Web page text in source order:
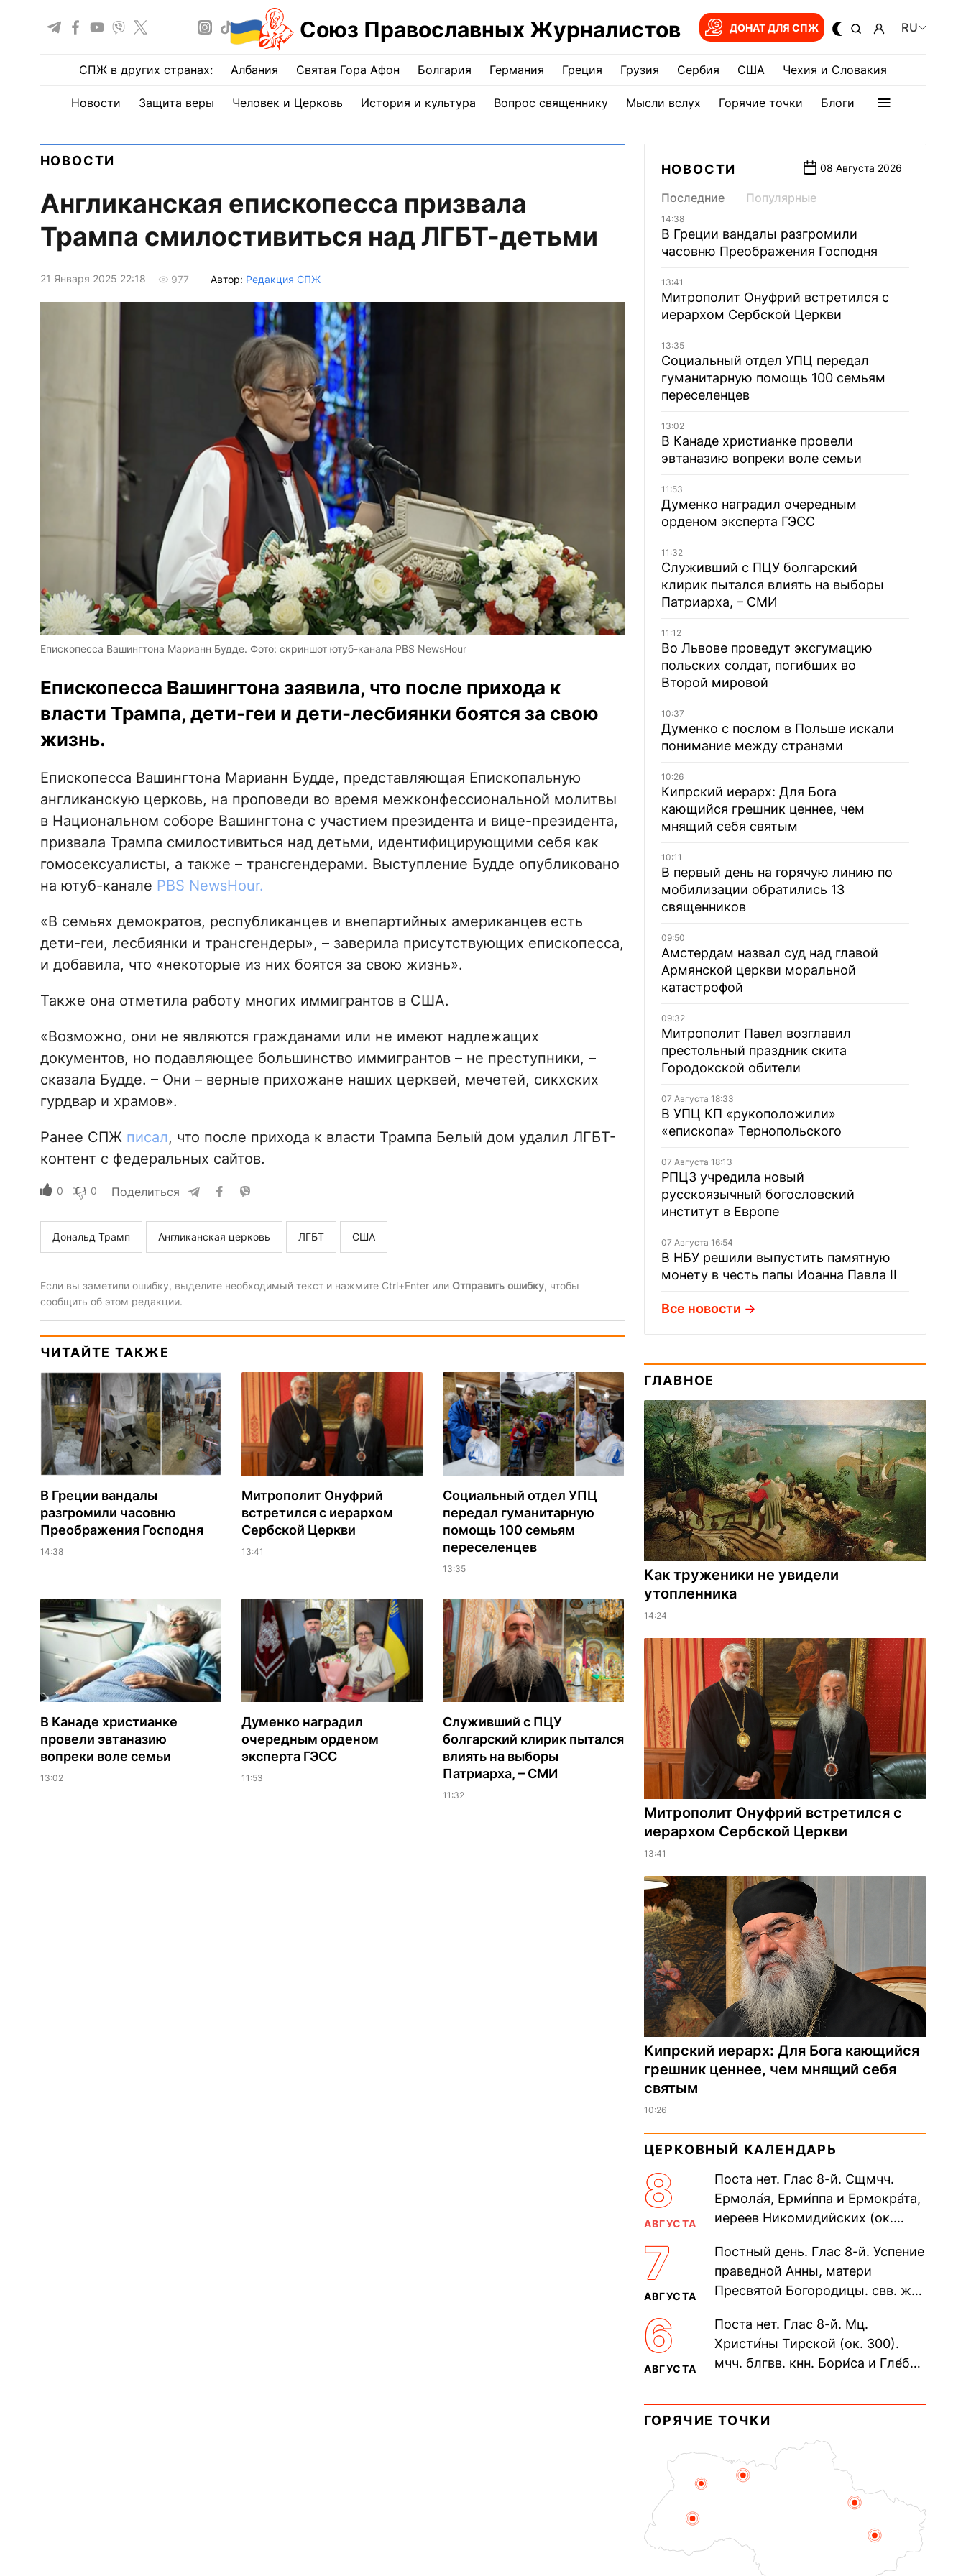
Союз Православных Журналистов ДОНАТ ДЛЯ СПЖ RU
СПЖ в других странах: Албания Святая Гора Афон Болгария Германия Греция Грузия Сербия США Чехия и Словакия
Новости Защита веры Человек и Церковь История и культура Вопрос священнику Мысли вслух Горячие точки Блоги
НОВОСТИ
Англиканская епископесса призвала
Трампа смилостивиться над ЛГБТ-детьми
21 Января 2025 22:18 977 Автор: Редакция СПЖ
Епископесса Вашингтона Марианн Будде. Фото: скриншот ютуб-канала PBS NewsHour
Епископесса Вашингтона заявила, что после прихода к
власти Трампа, дети-геи и дети-лесбиянки боятся за свою
жизнь.
Епископесса Вашингтона Марианн Будде, представляющая Епископальную
англиканскую церковь, на проповеди во время межконфессиональной молитвы
в Национальном соборе Вашингтона с участием президента и вице-президента,
призвала Трампа смилостивиться над детьми, идентифицирующими себя как
гомосексуалисты, а также – трансгендерами. Выступление Будде опубликовано
на ютуб-канале PBS NewsHour.
«В семьях демократов, республиканцев и внепартийных американцев есть
дети-геи, лесбиянки и трансгендеры», – заверила присутствующих епископесса,
и добавила, что «некоторые из них боятся за свою жизнь».
Также она отметила работу многих иммигрантов в США.
«Возможно, они не являются гражданами или не имеют надлежащих
документов, но подавляющее большинство иммигрантов – не преступники, –
сказала Будде. – Они – верные прихожане наших церквей, мечетей, сикхских
гурдвар и храмов».
Ранее СПЖ писал, что после прихода к власти Трампа Белый дом удалил ЛГБТ-
контент с федеральных сайтов.
0 0 Поделиться
Дональд Трамп Англиканская церковь ЛГБТ США
Если вы заметили ошибку, выделите необходимый текст и нажмите Ctrl+Enter или Отправить ошибку, чтобы
сообщить об этом редакции.
ЧИТАЙТЕ ТАКЖЕ
В Греции вандалы
разгромили часовню
Преображения Господня
14:38
Митрополит Онуфрий
встретился с иерархом
Сербской Церкви
13:41
Социальный отдел УПЦ
передал гуманитарную
помощь 100 семьям
переселенцев
13:35
В Канаде христианке
провели эвтаназию
вопреки воле семьи
13:02
Думенко наградил
очередным орденом
эксперта ГЭСС
11:53
Служивший с ПЦУ
болгарский клирик пытался
влиять на выборы
Патриарха, – СМИ
11:32
НОВОСТИ 08 Августа 2026
Последние Популярные
14:38
В Греции вандалы разгромили
часовню Преображения Господня
13:41
Митрополит Онуфрий встретился с
иерархом Сербской Церкви
13:35
Социальный отдел УПЦ передал
гуманитарную помощь 100 семьям
переселенцев
13:02
В Канаде христианке провели
эвтаназию вопреки воле семьи
11:53
Думенко наградил очередным
орденом эксперта ГЭСС
11:32
Служивший с ПЦУ болгарский
клирик пытался влиять на выборы
Патриарха, – СМИ
11:12
Во Львове проведут эксгумацию
польских солдат, погибших во
Второй мировой
10:37
Думенко с послом в Польше искали
понимание между странами
10:26
Кипрский иерарх: Для Бога
кающийся грешник ценнее, чем
мнящий себя святым
10:11
В первый день на горячую линию по
мобилизации обратились 13
священников
09:50
Амстердам назвал суд над главой
Армянской церкви моральной
катастрофой
09:32
Митрополит Павел возглавил
престольный праздник скита
Городокской обители
07 Августа 18:33
В УПЦ КП «рукоположили»
«епископа» Тернопольского
07 Августа 18:13
РПЦЗ учредила новый
русскоязычный богословский
институт в Европе
07 Августа 16:54
В НБУ решили выпустить памятную
монету в честь папы Иоанна Павла II
Все новости
ГЛАВНОЕ
Как труженики не увидели
утопленника
14:24
Митрополит Онуфрий встретился с
иерархом Сербской Церкви
13:41
Кипрский иерарх: Для Бога кающийся
грешник ценнее, чем мнящий себя
святым
10:26
ЦЕРКОВНЫЙ КАЛЕНДАРЬ
8
АВГУСТА
Поста нет. Глас 8-й. Сщмчч.
Ермола́я, Ерми́ппа и Ермокра́та,
иереев Никомидийских (ок.
Печерского, в Ближних
пещерах...
7
АВГУСТА
Постный день. Глас 8-й. Успение
праведной Анны, матери
Пресвятой Богородицы. свв. жен
прп. Евпракси́и девы,...
6
АВГУСТА
Поста нет. Глас 8-й. Мц.
Христи́ны Тирской (ок. 300).
мчч. блгвв. кнн. Бори́са и Гле́ба,
Дави́да (1015). Прп....
ГОРЯЧИЕ ТОЧКИ